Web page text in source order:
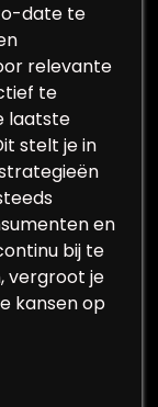
date te
relevante
te
laatste
stelt je in
en
bij te
vergroot je
kansen op